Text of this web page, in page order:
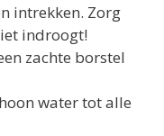
intrekken. Zorg
indroogt!
zachte borstel
water tot alle